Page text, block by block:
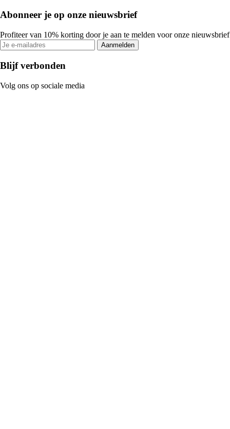
Abonneer je op onze nieuwsbrief
Profiteer van 10% korting door je aan te melden voor onze nieuwsbrief
Aanmelden
Blijf verbonden
Volg ons op sociale media